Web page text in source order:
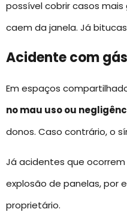
possível cobrir casos
caem da janela. Já
Acidente com
Em espaços
no mau uso ou
donos. Caso contrário, o
Já acidentes que
explosão de panelas, por
proprietário.